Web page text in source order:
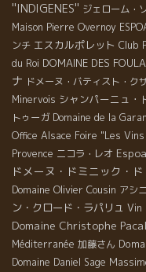
''INDIGENES'' ジェローム・
Maison Pierre Overnoy
ンチ エスカルポレット Club
du Roi DOMAINE DES
ナ ドメーヌ・バティスト・ク
Minervois シャンパーニュ・
トゥーガ Domaine de la
Office Alsace Foire "Les
Provence ニコラ・レオ Espoa
ドメーヌ・ドミニック・
Domaine Olivier Cousin アシ
ン・クロード・ラパリュ Vin
Domaine Christophe
Méditerranée 加藤さん
Domaine Daniel Sage